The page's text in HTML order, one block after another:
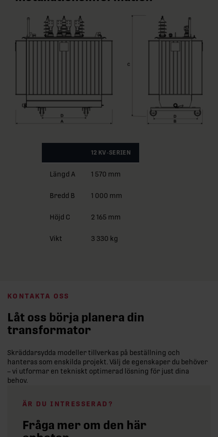
12 KV-SERIEN
Längd A 1 570 mm
Bredd B 1 000 mm
Höjd C 2 165 mm
Vikt 3 330 kg
KONTAKTA OSS
Låt oss börja planera din
transformator
Skräddarsydda modeller tillverkas på beställning och
hanteras som enskilda projekt. Välj de egenskaper du behöver
– vi utformar en tekniskt optimerad lösning för just dina
behov.
ÄR DU INTRESSERAD?
Fråga mer om den här